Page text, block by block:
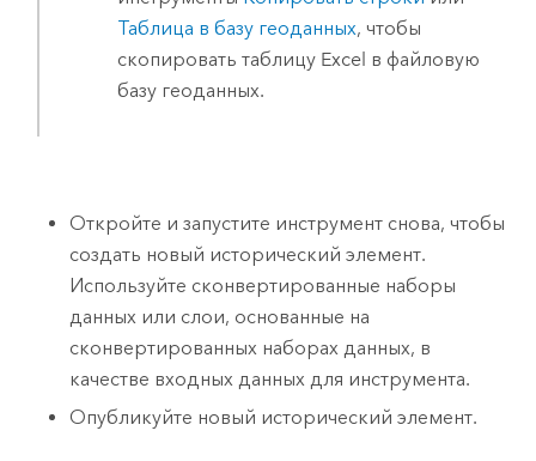
Таблица в базу геоданных, чтобы
скопировать таблицу Excel в файловую
базу геоданных.
Откройте и запустите инструмент снова, чтобы
создать новый исторический элемент.
Используйте сконвертированные наборы
данных или слои, основанные на
сконвертированных наборах данных, в
качестве входных данных для инструмента.
Опубликуйте новый исторический элемент.